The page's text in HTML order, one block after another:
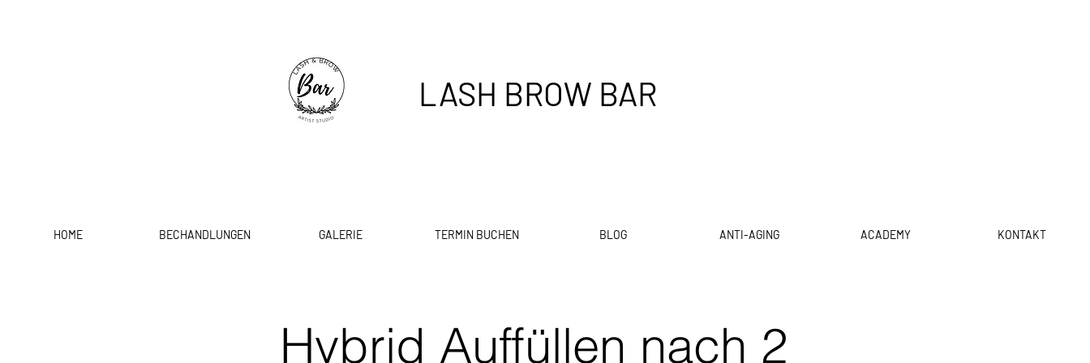
LASH BROW BAR
HOME BECHANDLUNGEN GALERIE TERMIN BUCHEN BLOG ANTI-AGING ACADEMY KONTAKT
Hybrid Auffüllen nach 2